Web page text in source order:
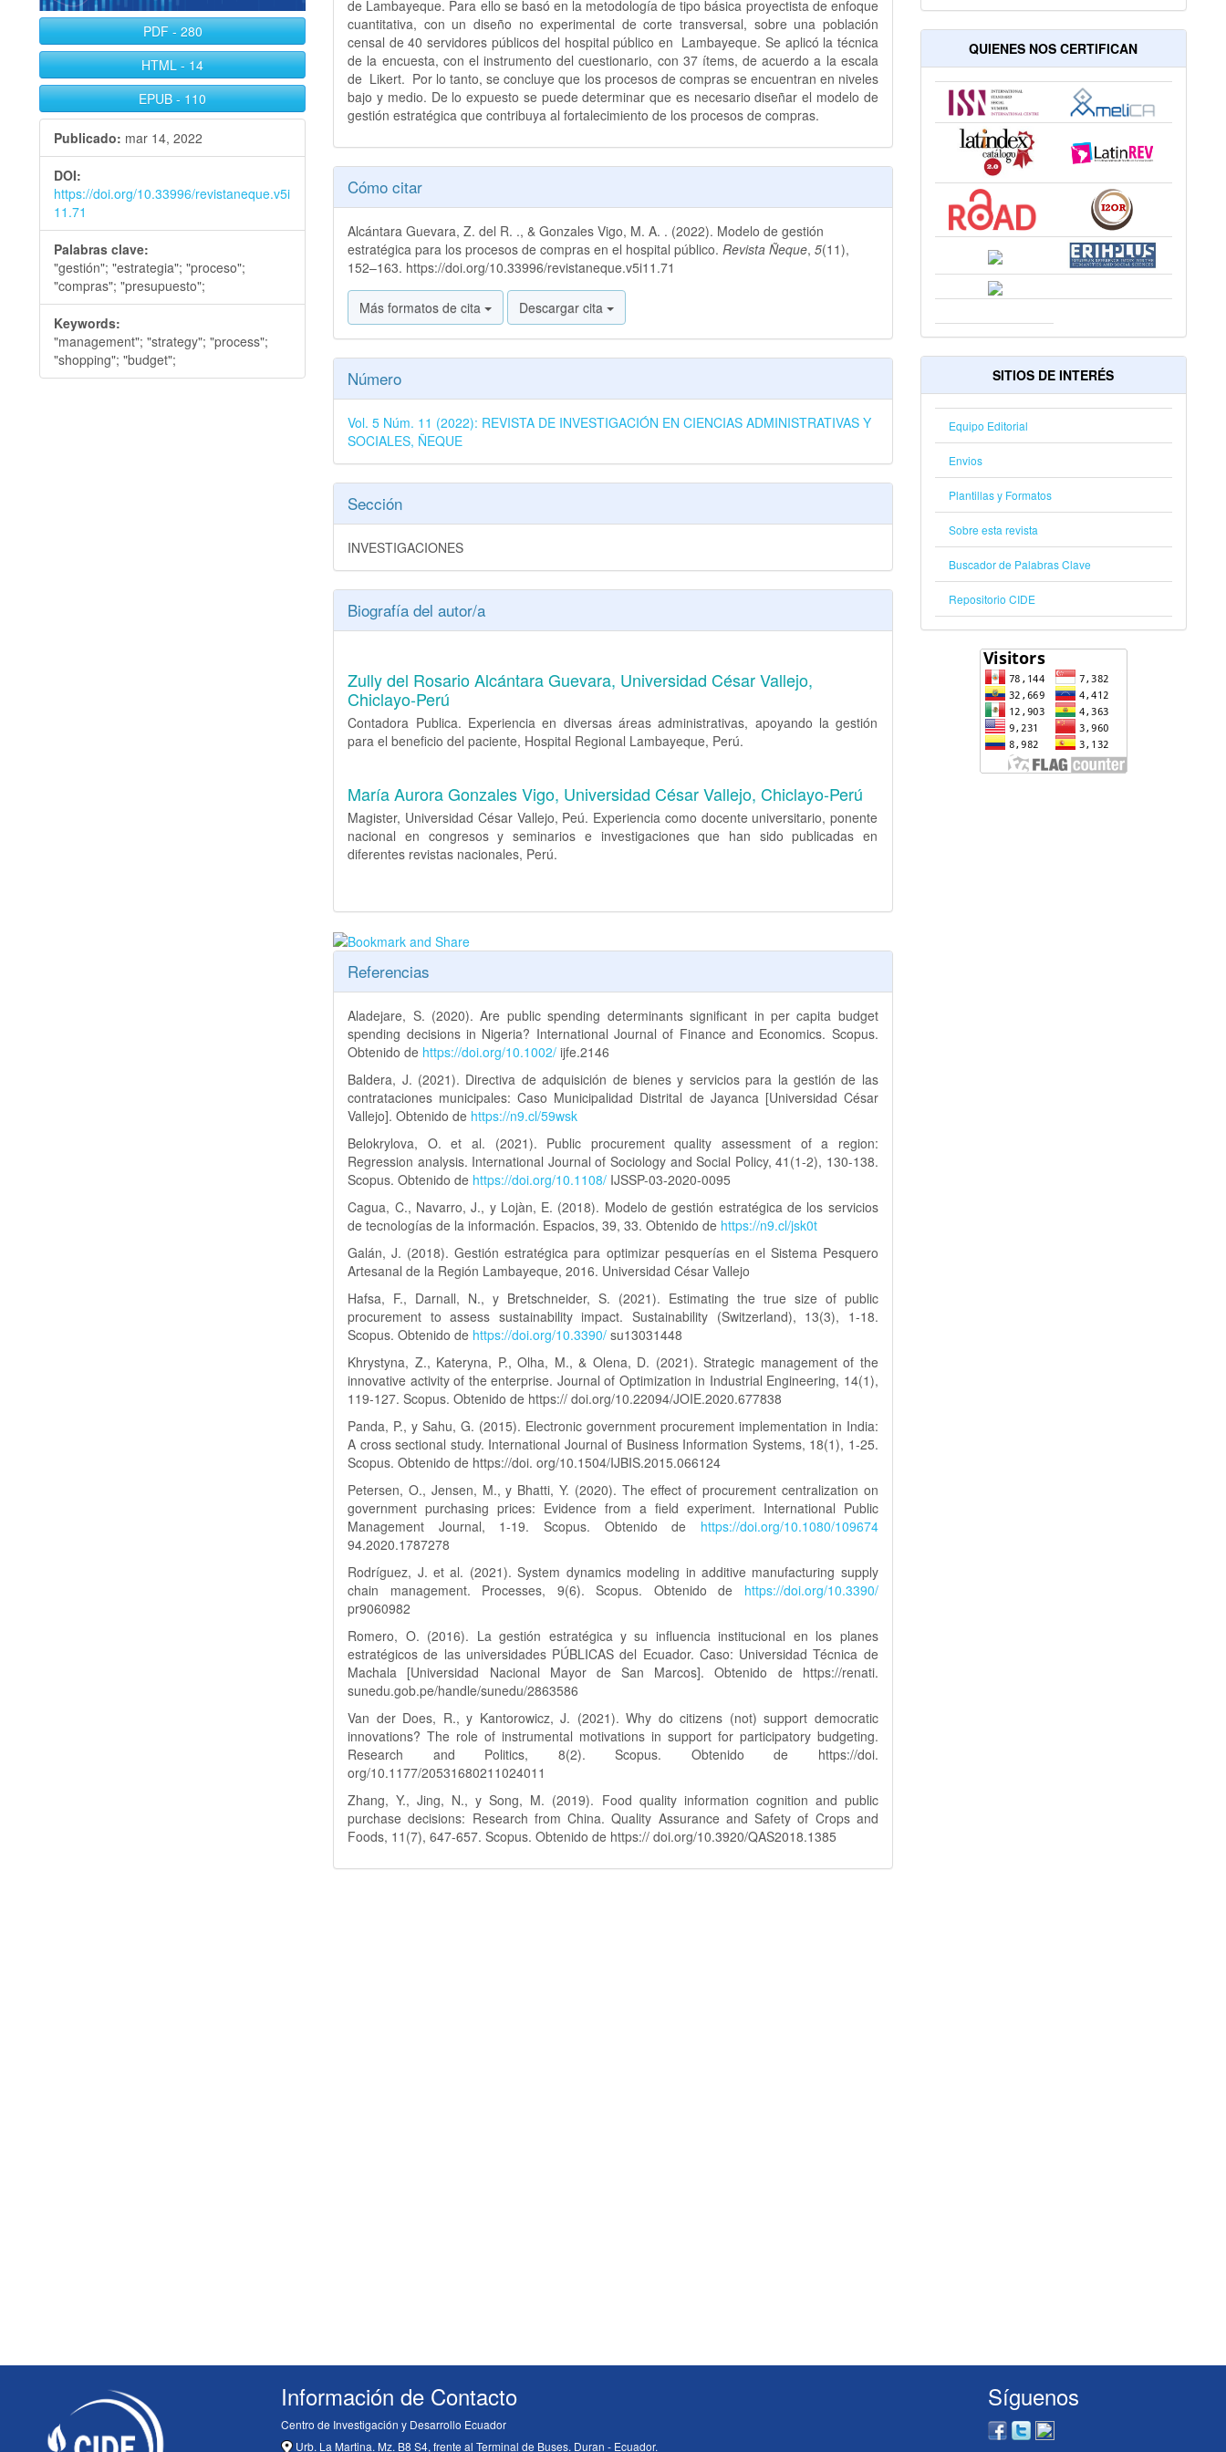
PDF-280
HTML-14
EPUB-110
Publicado: mar 14, 2022
DOI:
https://doi.org/10.33996/revistaneque.v5i
11.71
Palabras clave:
"gestión"; "estrategia"; "proceso";
"compras"; "presupuesto";
Keywords:
"management"; "strategy"; "process";
"shopping"; "budget";
de Lambayeque. Para ello se basó en la metodología de tipo básica proyectista de enfoque
cuantitativa, con un diseño no experimental de corte transversal, sobre una población
censal de 40 servidores públicos del hospital público en Lambayeque. Se aplicó la técnica
de la encuesta, con el instrumento del cuestionario, con 37 ítems, de acuerdo a la escala
de Likert. Por lo tanto, se concluye que los procesos de compras se encuentran en niveles
bajo y medio. De lo expuesto se puede determinar que es necesario diseñar el modelo de
gestión estratégica que contribuya al fortalecimiento de los procesos de compras.
Detalles
del
artículo
Cómo citar
Alcántara Guevara, Z. del R. ., & Gonzales Vigo, M. A. . (2022). Modelo de gestión
estratégica para los procesos de compras en el hospital público.Revista Ñeque,5(11),
152–163. https://doi.org/10.33996/revistaneque.v5i11.71
Más formatos de cita Descargar cita
Número
Vol. 5 Núm. 11 (2022): REVISTA DE INVESTIGACIÓN EN CIENCIAS ADMINISTRATIVAS Y
SOCIALES, ÑEQUE
Sección
INVESTIGACIONES
Biografía del autor/a
Zully del Rosario Alcántara Guevara, Universidad César Vallejo,
Chiclayo-Perú
Contadora Publica. Experiencia en diversas áreas administrativas, apoyando la gestión
para el beneficio del paciente, Hospital Regional Lambayeque, Perú.
María Aurora Gonzales Vigo, Universidad César Vallejo, Chiclayo-Perú
Magister, Universidad César Vallejo, Peú. Experiencia como docente universitario, ponente
nacional en congresos y seminarios e investigaciones que han sido publicadas en
diferentes revistas nacionales, Perú.
Referencias
Aladejare, S. (2020). Are public spending determinants significant in per capita budget
spending decisions in Nigeria? International Journal of Finance and Economics. Scopus.
Obtenido de https://doi.org/10.1002/ ijfe.2146
Baldera, J. (2021). Directiva de adquisición de bienes y servicios para la gestión de las
contrataciones municipales: Caso Municipalidad Distrital de Jayanca [Universidad César
Vallejo]. Obtenido de https://n9.cl/59wsk
Belokrylova, O. et al. (2021). Public procurement quality assessment of a region:
Regression analysis. International Journal of Sociology and Social Policy, 41(1-2), 130-138.
Scopus. Obtenido de https://doi.org/10.1108/ IJSSP-03-2020-0095
Cagua, C., Navarro, J., y Lojàn, E. (2018). Modelo de gestión estratégica de los servicios
de tecnologías de la información. Espacios, 39, 33. Obtenido de https://n9.cl/jsk0t
Galán, J. (2018). Gestión estratégica para optimizar pesquerías en el Sistema Pesquero
Artesanal de la Región Lambayeque, 2016. Universidad César Vallejo
Hafsa, F., Darnall, N., y Bretschneider, S. (2021). Estimating the true size of public
procurement to assess sustainability impact. Sustainability (Switzerland), 13(3), 1-18.
Scopus. Obtenido de https://doi.org/10.3390/ su13031448
Khrystyna, Z., Kateryna, P., Olha, M., & Olena, D. (2021). Strategic management of the
innovative activity of the enterprise. Journal of Optimization in Industrial Engineering, 14(1),
119-127. Scopus. Obtenido de https:// doi.org/10.22094/JOIE.2020.677838
Panda, P., y Sahu, G. (2015). Electronic government procurement implementation in India:
A cross sectional study. International Journal of Business Information Systems, 18(1), 1-25.
Scopus. Obtenido de https://doi. org/10.1504/IJBIS.2015.066124
Petersen, O., Jensen, M., y Bhatti, Y. (2020). The effect of procurement centralization on
government purchasing prices: Evidence from a field experiment. International Public
Management Journal, 1-19. Scopus. Obtenido de https://doi.org/10.1080/109674
94.2020.1787278
Rodríguez, J. et al. (2021). System dynamics modeling in additive manufacturing supply
chain management. Processes, 9(6). Scopus. Obtenido de https://doi.org/10.3390/
pr9060982
Romero, O. (2016). La gestión estratégica y su influencia institucional en los planes
estratégicos de las universidades PÚBLICAS del Ecuador. Caso: Universidad Técnica de
Machala [Universidad Nacional Mayor de San Marcos]. Obtenido de https://renati.
sunedu.gob.pe/handle/sunedu/2863586
Van der Does, R., y Kantorowicz, J. (2021). Why do citizens (not) support democratic
innovations? The role of instrumental motivations in support for participatory budgeting.
Research and Politics, 8(2). Scopus. Obtenido de https://doi.
org/10.1177/20531680211024011
Zhang, Y., Jing, N., y Song, M. (2019). Food quality information cognition and public
purchase decisions: Research from China. Quality Assurance and Safety of Crops and
Foods, 11(7), 647-657. Scopus. Obtenido de https:// doi.org/10.3920/QAS2018.1385
QUIENES NOS CERTIFICAN
SITIOS DE INTERÉS
Equipo Editorial
Envios
Plantillas y Formatos
Sobre esta revista
Buscador de Palabras Clave
Repositorio CIDE
Información de Contacto
Centro de Investigación y Desarrollo Ecuador
Urb. La Martina. Mz. B8 S4, frente al Terminal de Buses. Duran - Ecuador.
Síguenos